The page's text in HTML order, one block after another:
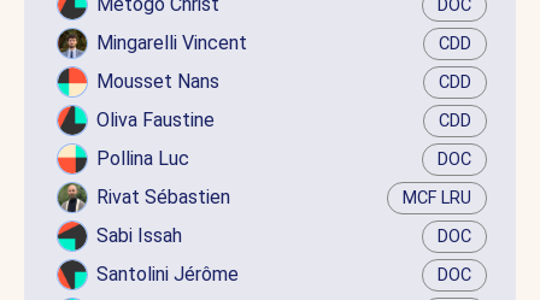
Metogo Christ DOC
Mingarelli Vincent CDD
Mousset Nans CDD
Oliva Faustine CDD
Pollina Luc DOC
Rivat Sébastien MCF LRU
Sabi Issah DOC
Santolini Jérôme DOC